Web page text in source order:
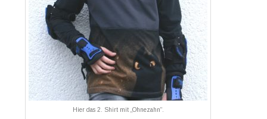
Hier das 2. Shirt mit „Ohnezahn“.